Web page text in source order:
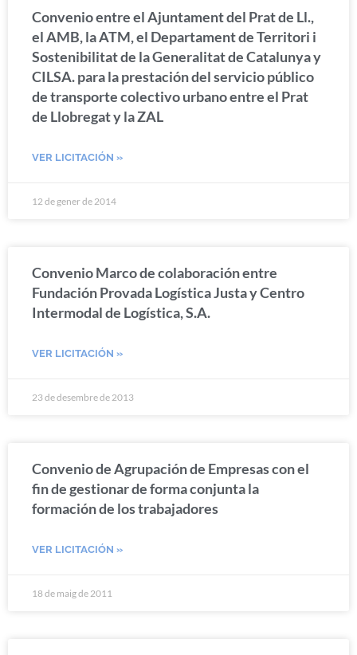
Convenio entre el Ajuntament del Prat de Ll.,
el AMB, la ATM, el Departament de Territori i
Sostenibilitat de la Generalitat de Catalunya y
CILSA. para la prestación del servicio público
de transporte colectivo urbano entre el Prat
de Llobregat y la ZAL
VER LICITACIÓN »
12 de gener de 2014
Convenio Marco de colaboración entre
Fundación Provada Logística Justa y Centro
Intermodal de Logística, S.A.
VER LICITACIÓN »
23 de desembre de 2013
Convenio de Agrupación de Empresas con el
fin de gestionar de forma conjunta la
formación de los trabajadores
VER LICITACIÓN »
18 de maig de 2011